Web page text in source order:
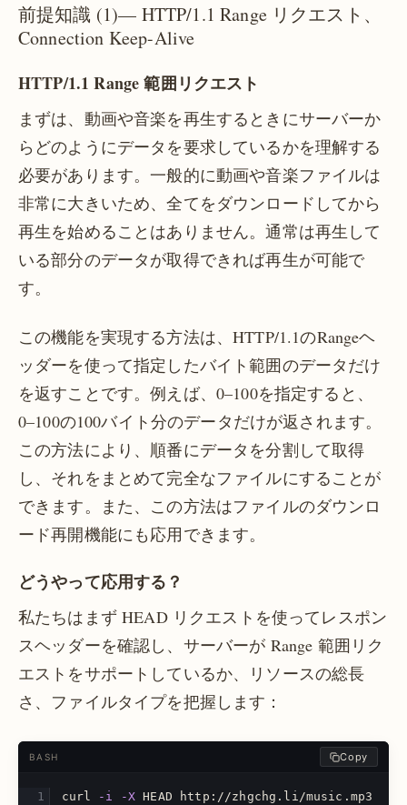
前提知識 (1)— HTTP/1.1 Range リクエスト、
Connection Keep-Alive
HTTP/1.1 Range 範囲リクエスト
まずは、動画や音楽を再生するときにサーバーか
らどのようにデータを要求しているかを理解する
必要があります。一般的に動画や音楽ファイルは
非常に大きいため、全てをダウンロードしてから
再生を始めることはありません。通常は再生して
いる部分のデータが取得できれば再生が可能で
す。
この機能を実現する方法は、HTTP/1.1のRangeヘ
ッダーを使って指定したバイト範囲のデータだけ
を返すことです。例えば、0–100を指定すると、
0–100の100バイト分のデータだけが返されます。
この方法により、順番にデータを分割して取得
し、それをまとめて完全なファイルにすることが
できます。また、この方法はファイルのダウンロ
ード再開機能にも応用できます。
どうやって応用する？
私たちはまず HEAD リクエストを使ってレスポン
スヘッダーを確認し、サーバーが Range 範囲リク
エストをサポートしているか、リソースの総長
さ、ファイルタイプを把握します：
BASH Copy
curl -i -X HEAD http://zhgchg.li/music.mp3